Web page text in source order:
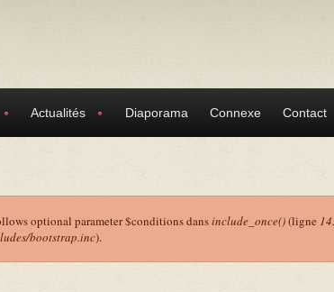
Actualités Diaporama Connexe Contact
optional parameter $conditions dansinclude_once()(ligne
bootstrap.inc).